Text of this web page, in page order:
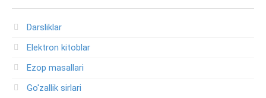
Darsliklar
Elektron kitoblar
Ezop masallari
Go'zallik sirlari